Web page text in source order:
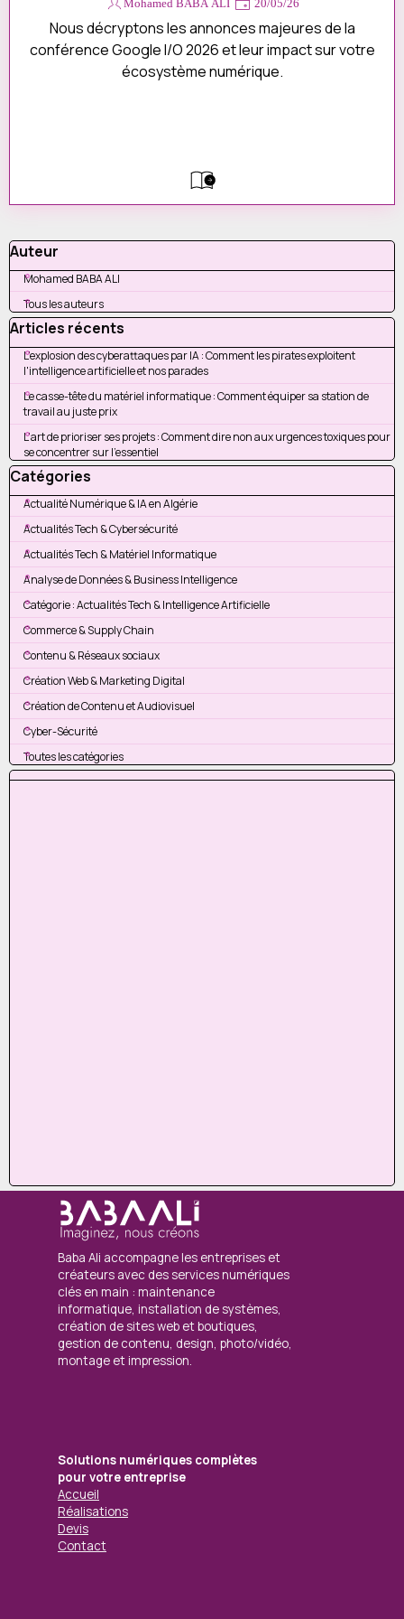
Mohamed BABA ALI 20/05/26
Nous décryptons les annonces majeures de la
conférence Google I/O 2026 et leur impact sur votre
écosystème numérique.
Sauter le bloc Auteur
Auteur
Mohamed BABA ALI
Tous les auteurs
Sauter le bloc Articles récents
Articles récents
L'explosion des cyberattaques par IA : Comment les pirates exploitent
l'intelligence artificielle et nos parades
Le casse-tête du matériel informatique : Comment équiper sa station de
travail au juste prix
L'art de prioriser ses projets : Comment dire non aux urgences toxiques pour
se concentrer sur l'essentiel
Sauter le bloc Catégories
Catégories
Actualité Numérique & IA en Algérie
Actualités Tech & Cybersécurité
Actualités Tech & Matériel Informatique
Analyse de Données & Business Intelligence
Catégorie : Actualités Tech & Intelligence Artificielle
Commerce & Supply Chain
Contenu & Réseaux sociaux
Création Web & Marketing Digital
Création de Contenu et Audiovisuel
Cyber-Sécurité
Toutes les catégories
Sauter le bloc
Solutions numériques complètes
pour votre entreprise
Accueil
Réalisations
Devis
Contact
Baba Ali accompagne les entreprises et
créateurs avec des services numériques
clés en main : maintenance
informatique, installation de systèmes,
création de sites web et boutiques,
gestion de contenu, design, photo/vidéo,
montage et impression.